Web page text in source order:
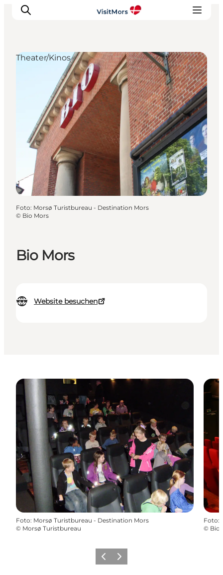
Aktivitäten
Erlebnisse
Infos über Mors
Unterkunft
Pauschalreisen / Urlaub
Planen Sie Ihre Reise
Bio Mors
Website besuchen
Theater/Kinos
Foto: Morsø Turistbureau - Destination Mors
© Bio Mors
Foto: Morsø Turistbureau - Destination Mors
© Morsø Turistbureau
Foto:
© Bio
Vorherige Folie
Nächste Folie